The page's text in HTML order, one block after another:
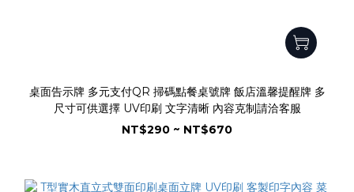
桌面告示牌 多元支付QR 掃碼點餐桌號牌 飯店溫馨提醒牌 多
尺寸可供選擇 UV印刷 文字清晰 內容克制請洽客服
NT$290 ~ NT$670